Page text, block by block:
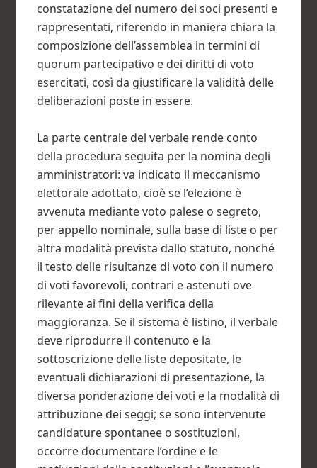
constatazione del numero dei soci presenti e
rappresentati, riferendo in maniera chiara la
composizione dell’assemblea in termini di
quorum partecipativo e dei diritti di voto
esercitati, così da giustificare la validità delle
deliberazioni poste in essere.
La parte centrale del verbale rende conto
della procedura seguita per la nomina degli
amministratori: va indicato il meccanismo
elettorale adottato, cioè se l’elezione è
avvenuta mediante voto palese o segreto,
per appello nominale, sulla base di liste o per
altra modalità prevista dallo statuto, nonché
il testo delle risultanze di voto con il numero
di voti favorevoli, contrari e astenuti ove
rilevante ai fini della verifica della
maggioranza. Se il sistema è listino, il verbale
deve riprodurre il contenuto e la
sottoscrizione delle liste depositate, le
eventuali dichiarazioni di presentazione, la
diversa ponderazione dei voti e la modalità di
attribuzione dei seggi; se sono intervenute
candidature spontanee o sostituzioni,
occorre documentare l’ordine e le